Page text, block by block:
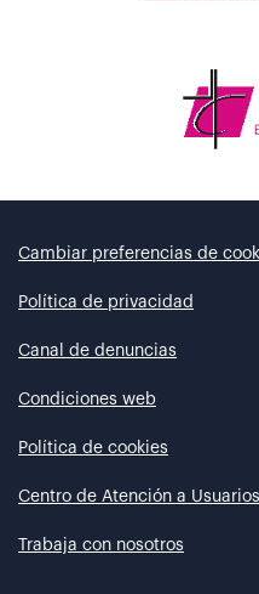
Cambiar preferencias de
Política de privacidad
Canal de denuncias
Condiciones web
Política de cookies
Centro de Atención a Usuarios
Trabaja con nosotros